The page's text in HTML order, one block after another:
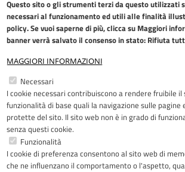
Questo sito o gli strumenti terzi da questo utilizzati
necessari al funzionamento ed utili alle finalità
policy. Se vuoi saperne di più, clicca su Maggiori
banner verrà salvato il consenso in stato: Rifiuta
MAGGIORI INFORMAZIONI
Necessari
I cookie necessari contribuiscono a rendere fruibile
funzionalità di base quali la navigazione sulle pagine
protette del sito. Il sito web non è in grado di
senza questi cookie.
Funzionalità
I cookie di preferenza consentono al sito web di
che ne influenzano il comportamento o l'aspetto,
Restiamo in contatto
FacebookYouTube
Riconoscimenti